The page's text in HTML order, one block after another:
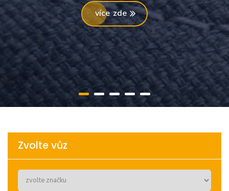
více zde
Zvolte vůz